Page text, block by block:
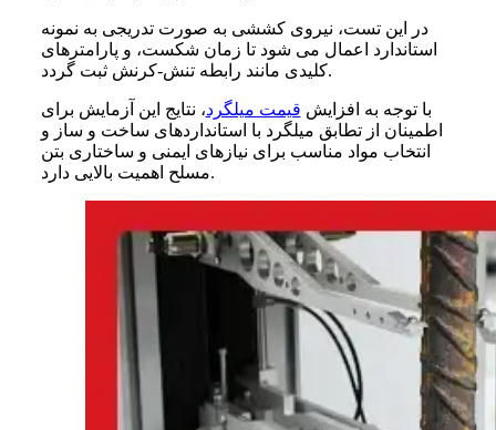
در این تست، نیروی کششی به صورت تدریجی به نمونه
استاندارد اعمال می شود تا زمان شکست، و پارامترهای
کلیدی مانند رابطه تنش-کرنش ثبتگردد.
با توجه به افزایش قیمت میلگرد، نتایج این آزمایش برای
اطمینان از تطابق میلگرد با استانداردهای ساخت و ساز و
انتخاب مواد مناسب برای نیازهای ایمنی و ساختاری بتن
مسلح اهمیت بالایی دارد.